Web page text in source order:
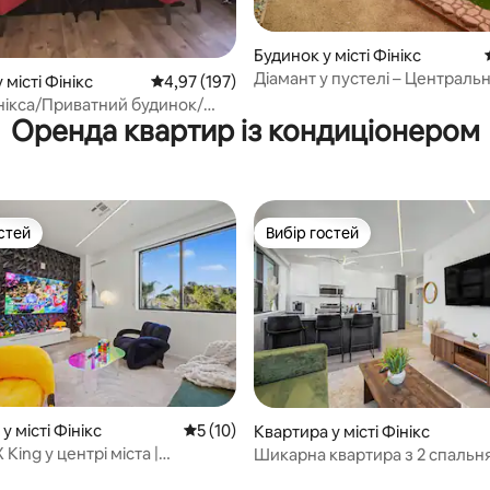
відгуки: 143
Фінікс Середня оцінка: 4,97 з 5, відгуки: 197
4,97 (197)
Приватний будинок/
центр/Сімейний
Будинок у місті Фінікс
Діамант у пустелі –
Оренда квартир із кондиціонером
відгуки: 37
місті Фінікс Середня оцінка: 5 з 5, відгуки: 10
5 (10)
у центрі міста |
Вибір гостей
Вибір гостей
Квартира у місті Фінікс
Шикарна квартира з 2